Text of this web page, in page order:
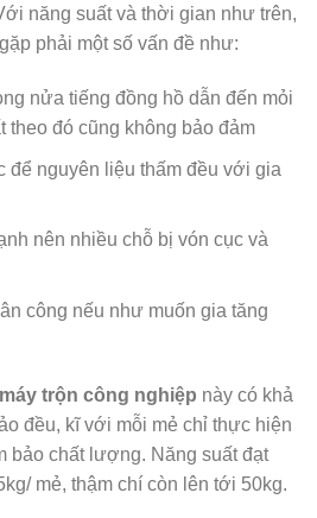
năng suất và thời gian như trên,
phải một số vấn đề như:
nửa tiếng đồng hồ dẫn đến mỏi
theo đó cũng không bảo đảm
để nguyên liệu thấm đều với gia
nên nhiều chỗ bị vón cục và
công nếu như muốn gia tăng
máy trộn công nghiệp này có khả
đều, kĩ với mỗi mẻ chỉ thực hiện
bảo chất lượng. Năng suất đạt
mẻ, thậm chí còn lên tới 50kg.